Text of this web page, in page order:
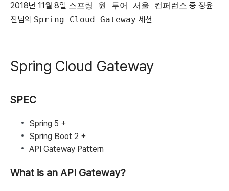
2018년 11월 8일 스프링 원 투어 서울 컨퍼런스 중 정윤
진님의 Spring Cloud Gateway 세션
Spring Cloud Gateway
SPEC
Spring 5 +
Spring Boot 2 +
API Gateway Pattern
What is an API Gateway?